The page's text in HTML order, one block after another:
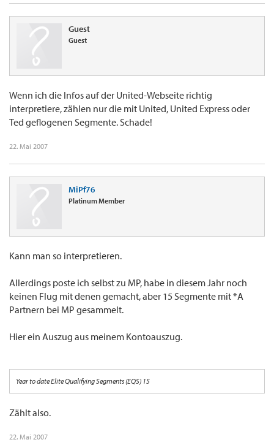
Guest
Guest
Wenn ich die Infos auf der United-Webseite richtig
interpretiere, zählen nur die mit United, United Express oder
Ted geflogenen Segmente. Schade!
22. Mai 2007
MiPf76
Platinum Member
Kann man so interpretieren.
Allerdings poste ich selbst zu MP, habe in diesem Jahr noch
keinen Flug mit denen gemacht, aber 15 Segmente mit *A
Partnern bei MP gesammelt.
Hier ein Auszug aus meinem Kontoauszug.
Year to date Elite Qualifying Segments (EQS) 15
Zählt also.
22. Mai 2007